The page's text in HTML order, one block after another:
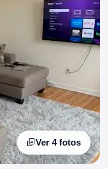
Ver 4 fotos